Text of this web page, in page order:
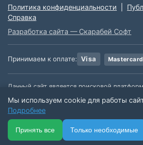
Политика конфиденциальности
Справка
Разработка сайта — Скарабей Софт
Принимаем к оплате: Visa Mastercard
Данный сайт является поисковой
несем ответственности за содержимое
🏠
Главная
📋
Каталог
📅
Подписки
Мы используем cookie для работы
Подробнее
Принять все Только необходимые